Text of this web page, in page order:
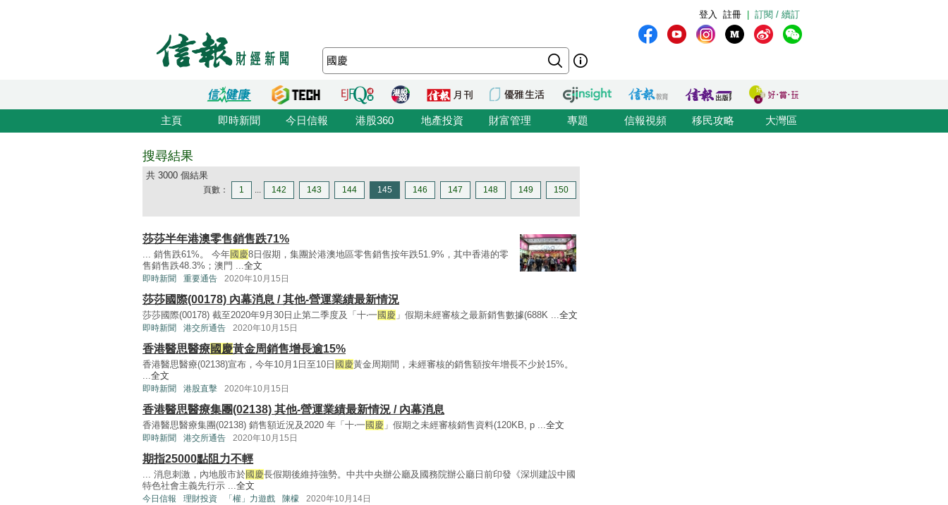
訂閱 / 續訂
註冊
登入
主頁 即時新聞 今日信報 港股360 地產投資 財富管理 專題 信報視頻 移民攻略 大灣區
搜尋結果
共 3000 個結果
頁數： 1 ... 142 143 144 145 146 147 148 149 150
莎莎半年港澳零售銷售跌71%
... 銷售跌61%。 今年國慶8日假期，集團於港澳地區零售銷售按年跌51.9%，其中香港的零
售銷售跌48.3%；澳門 ...全文
即時新聞 重要通告 2020年10月15日
莎莎國際(00178) 內幕消息 / 其他-營運業績最新情況
莎莎國際(00178) 截至2020年9月30日止第二季度及「十‧一 國慶 」假期未經審核之最新銷售數據(688K ...全文
即時新聞 港交所通告 2020年10月15日
香港醫思醫療國慶黃金周銷售增長逾15%
香港醫思醫療(02138)宣布，今年10月1日至10日 國慶黃金周期間，未經審核的銷售額按年增長不少於15%。
...全文
即時新聞 港股直擊 2020年10月15日
香港醫思醫療集團(02138) 其他-營運業績最新情況 / 內幕消息
香港醫思醫療集團(02138) 銷售額近況及2020 年「十‧一 國慶 」假期之未經審核銷售資料(120KB, p ...全文
即時新聞 港交所通告 2020年10月15日
期指25000點阻力不輕
... 消息刺激，內地股市於國慶長假期後維持強勢。中共中央辦公廳及國務院辦公廳日前印發《深圳建設中國
特色社會主義先行示 ...全文
今日信報 理財投資 「權」力遊戲 陳檬 2020年10月14日